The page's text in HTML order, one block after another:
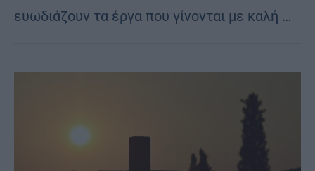
ευωδιάζουν τα έργα που γίνονται με καλή …